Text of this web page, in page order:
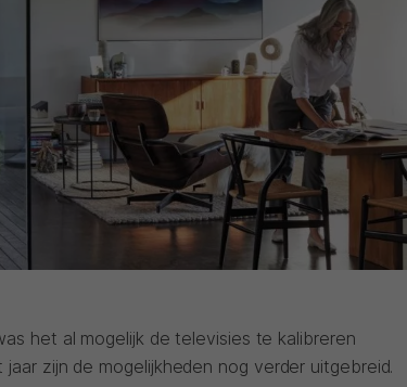
het al mogelijk de televisies te kalibreren
zijn de mogelijkheden nog verder uitgebreid.